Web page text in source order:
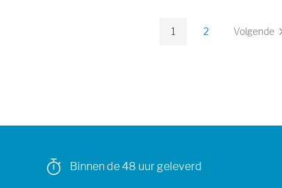
U lees momenteel
1 Pagina
2 Volgende
Binnen de 48 uur geleverd